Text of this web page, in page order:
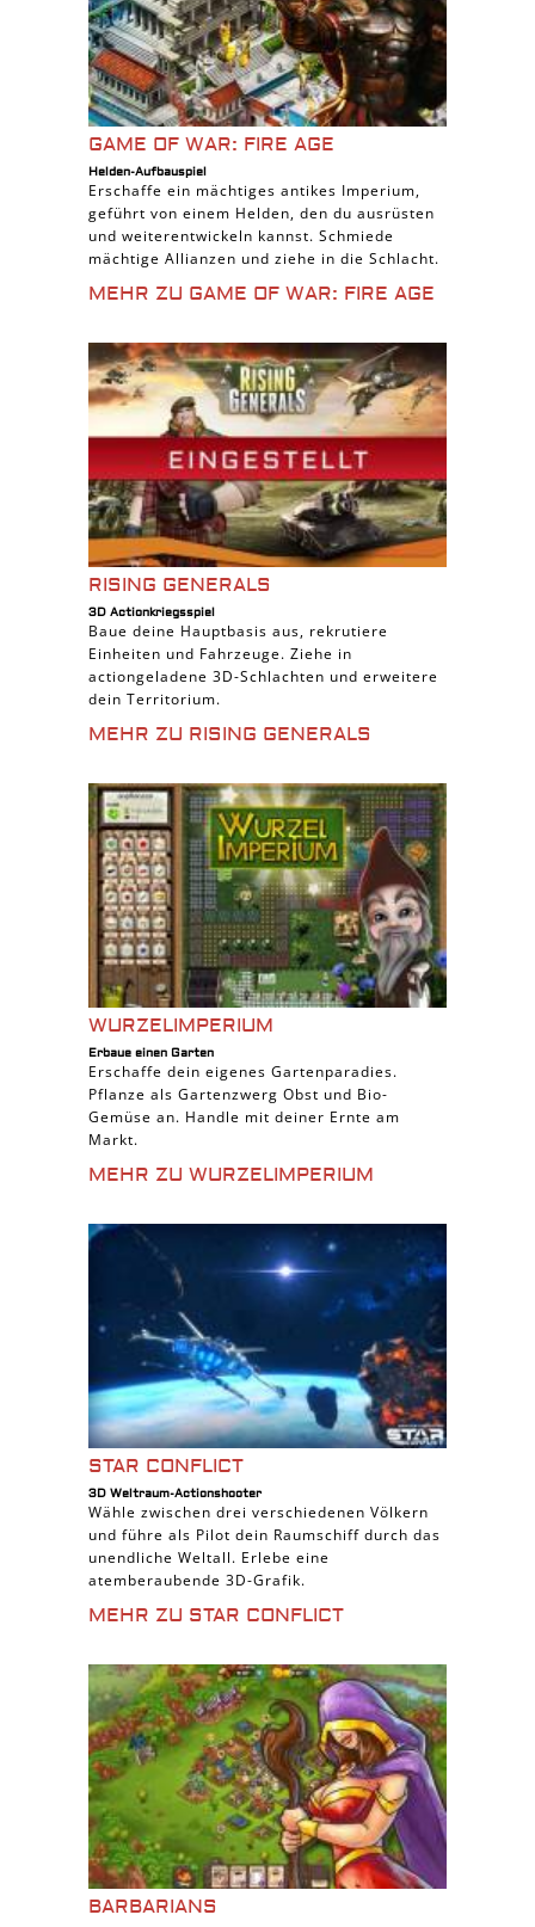
GAME OF WAR: FIRE AGE
Helden-Aufbauspiel
Erschaffe ein mächtiges antikes Imperium,
geführt von einem Helden, den du ausrüsten
und weiterentwickeln kannst. Schmiede
mächtige Allianzen und ziehe in die Schlacht.
MEHR ZU GAME OF WAR: FIRE AGE
RISING GENERALS
3D Actionkriegsspiel
Baue deine Hauptbasis aus, rekrutiere
Einheiten und Fahrzeuge. Ziehe in
actiongeladene 3D-Schlachten und erweitere
dein Territorium.
MEHR ZU RISING GENERALS
WURZELIMPERIUM
Erbaue einen Garten
Erschaffe dein eigenes Gartenparadies.
Pflanze als Gartenzwerg Obst und Bio-
Gemüse an. Handle mit deiner Ernte am
Markt.
MEHR ZU WURZELIMPERIUM
STAR CONFLICT
3D Weltraum-Actionshooter
Wähle zwischen drei verschiedenen Völkern
und führe als Pilot dein Raumschiff durch das
unendliche Weltall. Erlebe eine
atemberaubende 3D-Grafik.
MEHR ZU STAR CONFLICT
BARBARIANS